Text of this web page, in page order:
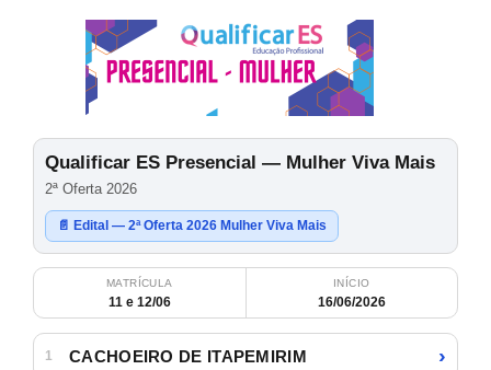
Qualificar ES Presencial — Mulher Viva Mais
2ª Oferta 2026
📄 Edital — 2ª Oferta 2026 Mulher Viva Mais
MATRÍCULA
11 e 12/06
INÍCIO
16/06/2026
1 CACHOEIRO DE ITAPEMIRIM ›